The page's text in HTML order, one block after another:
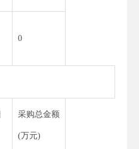
0
采购总金额
(万元)